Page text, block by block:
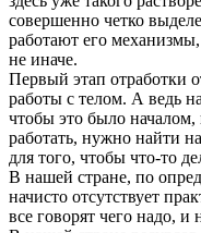
совершенно четко
работают его
не иначе.
Первый этап отработки
рабо­ты с телом. А ведь
чтобы это бы­ло началом,
работать, нужно найти
для того, чтобы что-то
В нашей стране, по
начисто отсутствует
все говорят чего надо, и